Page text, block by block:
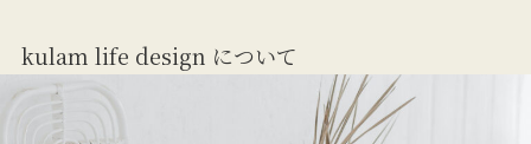
kulam life design について